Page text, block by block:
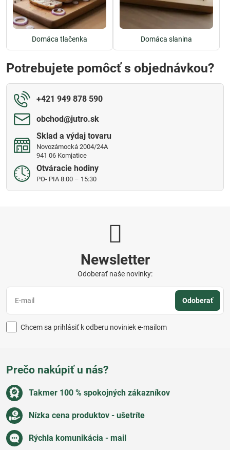
Domáca tlačenka Domáca slanina
Potrebujete pomôcť s objednávkou?
+421 949 878 590
obchod​@jutro​.sk
Sklad a výdaj tovaru
Novozámocká 2004/24A
941 06 Komjatice
Otváracie hodiny
PO- PIA 8:00 – 15:30
Newsletter
Odoberať naše novinky:
Odoberať
Chcem sa prihlásiť k odberu noviniek e-mailom
Prečo nakúpiť u nás?
Takmer 100 % spokojných zákazníkov
Nízka cena produktov - ušetríte
Rýchla komunikácia - mail